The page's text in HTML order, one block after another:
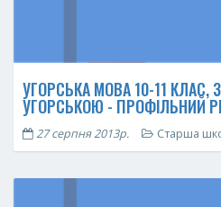
УГОРСЬКА МОВА 10-11 КЛАС,
УГОРСЬКОЮ - ПРОФІЛЬНИЙ
27 серпня 2013р. Старша